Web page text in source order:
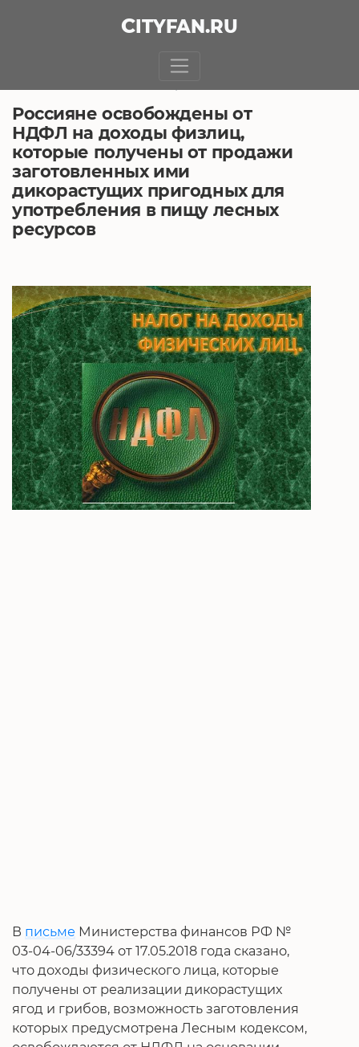
CITYFAN.RU
Россияне освобождены от
НДФЛ на доходы физлиц,
которые получены от продажи
заготовленных ими
дикорастущих пригодных для
употребления в пищу лесных
ресурсов
В письме Министерства финансов РФ №
03-04-06/33394 от 17.05.2018 года сказано,
что доходы физического лица, которые
получены от реализации дикорастущих
ягод и грибов, возможность заготовления
которых предусмотрена Лесным кодексом,